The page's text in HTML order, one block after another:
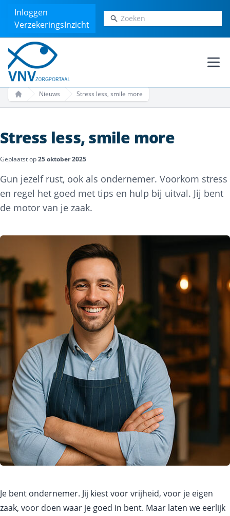
Inloggen
VerzekeringsInzicht
Zoeken
Home
Nieuws Stress less, smile more
Stress less, smile more
Geplaatst op25 oktober 2025
Gun jezelf rust, ook als ondernemer. Voorkom stress
en regel het goed met tips en hulp bij uitval. Jij bent
de motor van je zaak.
Je bent ondernemer. Jij kiest voor vrijheid, voor je eigen
zaak, voor doen waar je goed in bent. Maar laten we eerlijk